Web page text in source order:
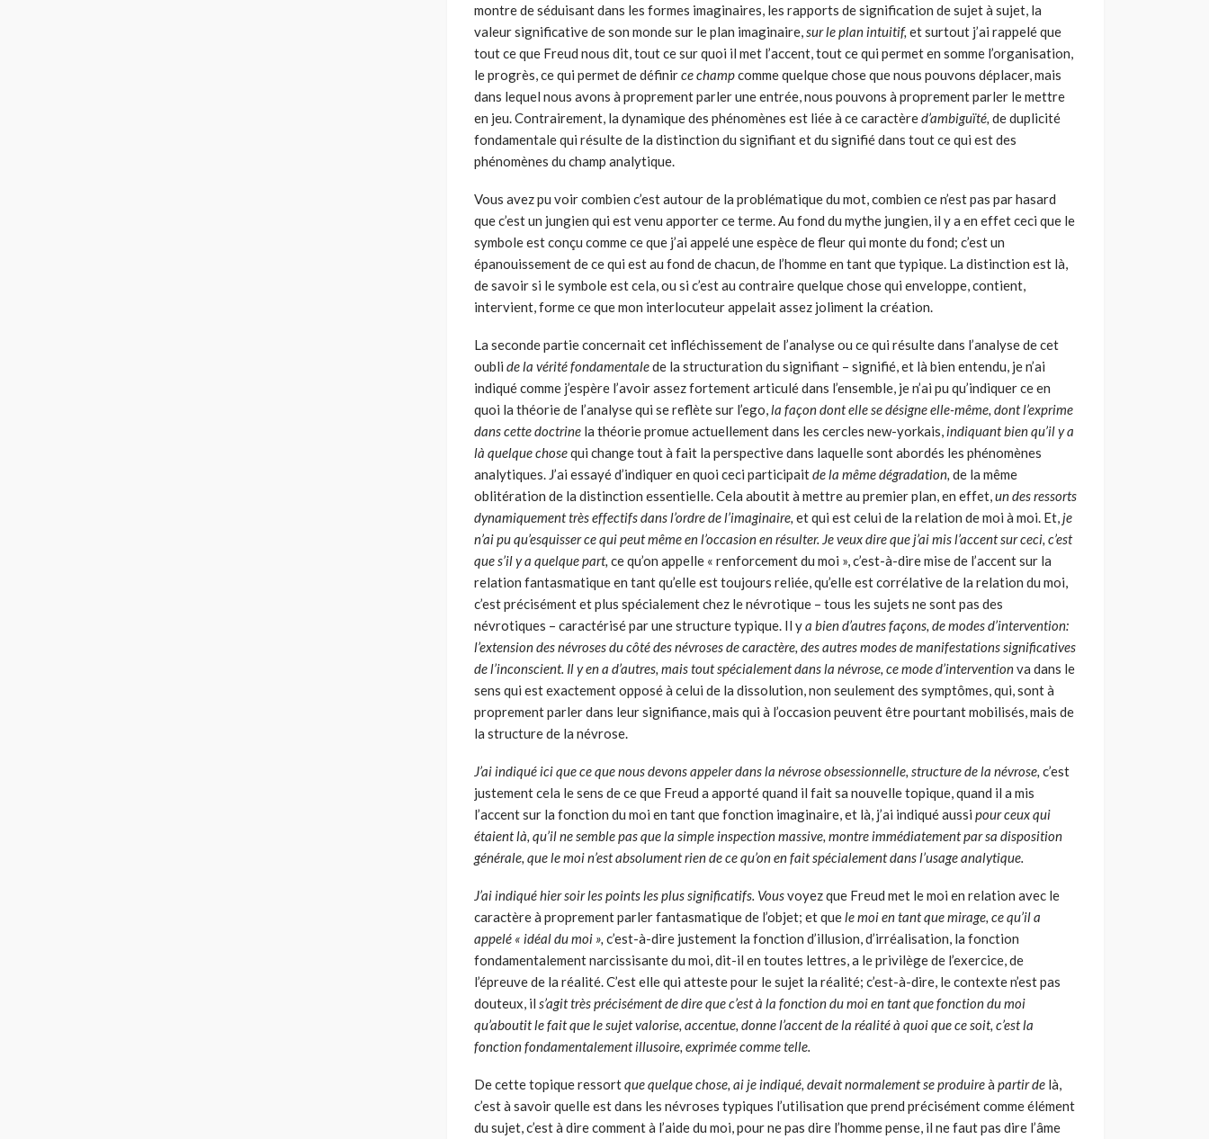
montre de séduisant dans les formes imagi­naires, les rapports de signification de sujet à sujet, la
valeur significative de son monde sur le plan imaginaire,sur le plan intuitif, et surtout j’ai rappelé que
tout ce que Freud nous dit, tout ce sur quoi il met l’accent, tout ce qui permet en somme l’organisation,
le progrès, ce qui permet de définirce champcomme quelque chose que nous pouvons déplacer, mais
dans lequel nous avons à proprement parler une entrée, nous pouvons à proprement parler le mettre
en jeu. Contrairement, la dynamique des phénomènes est liée à ce caractèred’ambiguïté, de duplicité
fondamentale qui résulte de la distinction du signifiant et du signifié dans tout ce qui est des
phénomènes du champ analytique.
Vous avez pu voir combien c’est autour de la probléma­tique du mot, combien ce n’est pas par hasard
que c’est un jungien qui est venu apporter ce terme. Au fond du mythe jungien, il y a en effet ceci que le
symbole est conçu comme ce que j’ai appelé une espèce de fleur qui monte du fond; c’est un
épanouissement de ce qui est au fond de chacun, de l’homme en tant que typique. La distinction est là,
de savoir si le symbole est cela, ou si c’est au contraire quelque chose qui enveloppe, contient,
intervient, forme ce que mon inter­locuteur appelait assez joliment la création.
La seconde partie concernait cet infléchissement de l’ana­lyse ou ce qui résulte dans l’analyse de cet
oubli de la vérité fondamentalede la structuration du signifiant – signifié, et là bien entendu, je n’ai
indiqué comme j’espère l’avoir assez fortement articulé dans l’ensemble, je n’ai pu qu’indiquer ce en
quoi la théorie de l’analyse qui se reflète sur l’ego,la façon dont elle se désigne elle-même, dont l’exprime
dans cette doctrine la théorie promue actuellement dans les cercles new-yorkais,indiquant bien qu’il y a
là quelque chosequi change tout à fait la perspective dans laquelle sont abordés les phénomènes
analytiques. J’ai essayé d’indiquer en quoi ceci participaitde la même dégradation, de la même
oblitération de la distinction essentielle. Cela aboutit à mettre au premier plan, en effet,un des ressorts
dynamique­ment très effectifs dans l’ordre de l’imaginaire, et qui est celui de la relation de moi à moi. Et,je
n’ai pu qu’esquisser ce qui peut même en l’occasion en résulter. Je veux dire que j’ai mis l’accent sur ceci, c’est
que s’il y a quelque part, ce qu’on appelle « renforcement du moi », c’est-à-dire mise de l’accent sur la
relation fantasmatique en tant qu’elle est tou­jours reliée, qu’elle est corrélative de la relation du moi,
c’est précisément et plus spécialement chez le névrotique – tous les sujets ne sont pas des
névrotiques – caractérisé par une structure typique. Il ya bien d’autres façons, de modes d’intervention:
l’extension des névroses du côté des névroses de caractère, des autres modes de manifestations significa­tives
de l’inconscient. Il y en a d’autres, mais tout spéciale­ment dans la névrose, ce mode d’interventionva dans le
sens qui est exactement opposé à celui de la dissolution, non seu­lement des symptômes, qui, sont à
proprement parler dans leur signifiance, mais qui à l’occasion peuvent être pourtant mobilisés, mais de
la structure de la névrose.
J’ai indiqué ici que ce que nous devons appeler dans la névrose obsessionnelle, structure de la névrose, c’est
juste­ment cela le sens de ce que Freud a apporté quand il fait sa nouvelle topique, quand il a mis
l’accent sur la fonction du moi en tant que fonction imaginaire, et là, j’ai indiqué aussi pour ceux qui
étaient là, qu’il ne semble pas que la simple ins­pection massive, montre immédiatement par sa disposition
générale, que le moi n’est absolument rien de ce qu’on en fait spécialement dans l’usage analytique.
J’ai indiqué hier soir les points les plus significatifs. Vousvoyez que Freud met le moi en relation avec le
caractère à proprement parler fantasmatique de l’objet; et quele moi en tant que mirage, ce qu’il a
appelé « idéal du moi », c’est-à­-dire justement la fonction d’illusion, d’irréalisation, la fonc­tion
fondamentalement narcissisante du moi, dit-il en toutes lettres, a le privilège de l’exercice, de
l’épreuve de la réalité. C’est elle qui atteste pour le sujet la réalité; c’est-à­-dire, le contexte n’est pas
douteux, il s’agit très précisément de dire que c’est à la fonction du moi en tant que fonction du moi
qu’aboutit le fait que le sujet valorise, accentue, donne l’accent de la réalité à quoi que ce soit, c’est la
fonction fon­damentalement illusoire, exprimée comme telle.
De cette topique ressortque quelque chose, ai je indiqué, devait normalement se produireà partir de là,
c’est à savoir quelle est dans les névroses typiques l’utilisation que prend précisément comme élément
du sujet, c’est à dire comment à l’aide du moi, pour ne pas dire l’homme pense, il ne faut pas dire l’âme